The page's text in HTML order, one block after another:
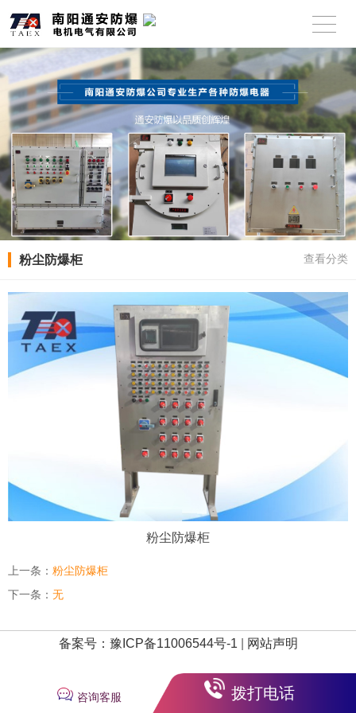
粉尘防爆柜 查看分类
粉尘防爆柜
上一条： 粉尘防爆柜
下一条： 无
咨询客服 拨打电话
备案号：豫ICP备11006544号-1 网站声明